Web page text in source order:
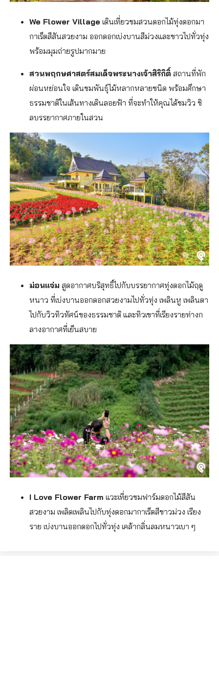
We Flower Village เดินเที่ยวชมสวนดอกไม้ทุ่งดอกมา
กาเร็ตสีสันสวยงาม ออกดอกเบ่งบานสีม่วงและขาวไปทั่วทุ่ง
พร้อมมุมถ่ายรูปมากมาย
สวนพฤกษศาสตร์สมเด็จพระนางเจ้าสิริกิติ์ สถานที่พัก
ผ่อนหย่อนใจ เดินชมพันธุ์ไม้หลากหลายชนิด พร้อมศึกษา
ธรรมชาติในเส้นทางเดินลอยฟ้า ที่จะทำให้คุณได้ชมวิว ชิ
ลบรรยากาศภายในสวน
ม่อนแจ่ม สูดอากาศบริสุทธิ์ไปกับบรรยากาศทุ่งดอกไม้ฤดู
หนาว ที่เบ่งบานออกดอกสวยงามไปทั่วทุ่ง เพลินหู เพลินตา
ไปกับวิวทิวทัศน์ของธรรมชาติ และทิวเขาที่เรียงรายท่างก
ลางอากาศที่เย็นสบาย
I Love Flower Farm แวะเที่ยวชมฟาร์มดอกไม้สีสัน
สวยงาม เพลิดเพลินไปกับทุ่งดอกมากาเร็ตสีขาวม่วง เรียง
ราย เบ่งบานออกดอกไปทั่วทุ่ง เคล้ากลิ่นลมหนาวเบา ๆ